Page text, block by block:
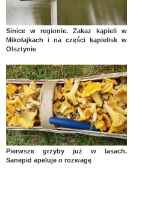
Sinice w regionie. Zakaz kąpieli w
Mikołajkach i na części kąpielisk w
Olsztynie
Pierwsze grzyby już w lasach.
Sanepid apeluje o rozwagę